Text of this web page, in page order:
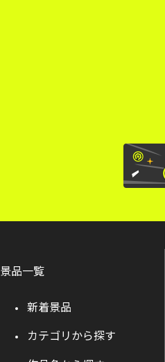
景品一覧
新着景品
カテゴリから探す